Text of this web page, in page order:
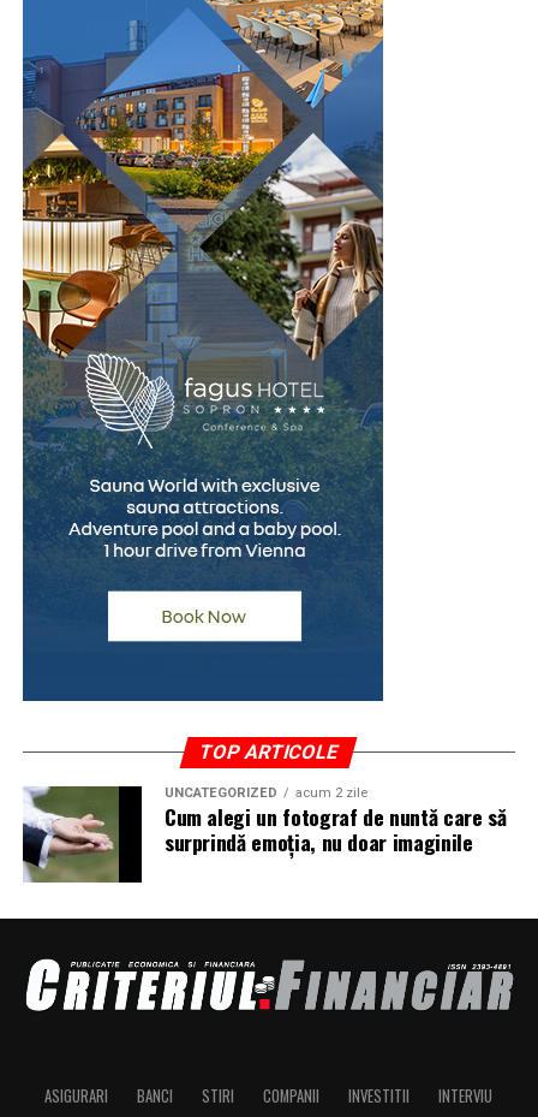
În concluzie, amanetul auto poate reprezenta o soluție
eficientă atunci când este ales în urma unei analize
atente și atunci când răspunde unei nevoi reale, pe
termen scurt. O instituție serioasă va explica în mod
transparent modul în care este realizată evaluarea
autoturismului, costurile aplicabile și condițiile
contractului, astfel încât decizia să fie luată în
cunoștință de cauză. Informarea corectă încă de la
început reduce riscul apariției unor neînțelegeri și
contribuie la alegerea celei mai potrivite soluții
financiare.
(Advertoriale)
TOP ARTICOLE
UNCATEGORIZED acum 2 zile
Cum alegi un fotograf de nuntă care să
surprindă emoția, nu doar imaginile
ASIGURARI BANCI STIRI COMPANII INVESTITII
INTERVIU